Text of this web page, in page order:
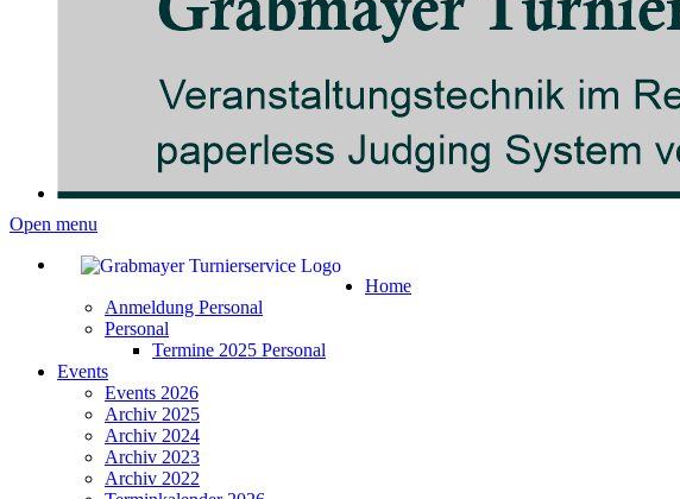
Open menu
Home
Anmeldung Personal
Personal
Termine 2025 Personal
Events
Events 2026
Archiv 2025
Archiv 2024
Archiv 2023
Archiv 2022